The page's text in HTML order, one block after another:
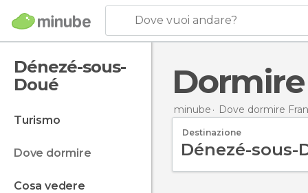
Dove vuoi andare?
Dénezé-sous-
Doué
turismo
dove dormire
cosa vedere
minube Dove dormire
Destinazione